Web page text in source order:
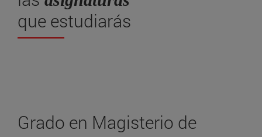
que estudiarás
Grado en Magisterio de